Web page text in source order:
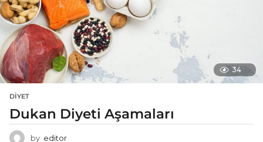
34
DIYET
Dukan Diyeti Aşamaları
by editor